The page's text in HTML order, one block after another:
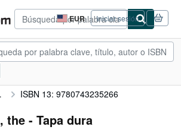
EUR
Preferencias
de
compra
del
Iniciar sesión
ISBN 13: 9780743235266
the - Tapa dura